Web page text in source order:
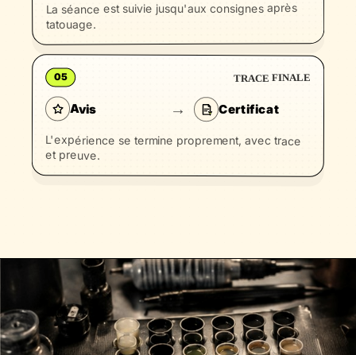
La séance est suivie jusqu'aux consignes après
tatouage.
05 TRACE FINALE
Avis → Certificat
L'expérience se termine proprement, avec trace
et preuve.